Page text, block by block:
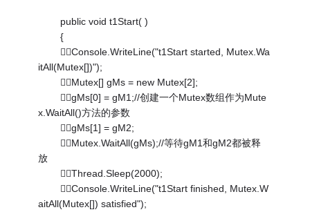
public void t1Start( )
{
Console.WriteLine("t1Start started, Mutex.Wa
itAll(Mutex[])");
Mutex[] gMs = new Mutex[2];
gMs[0] = gM1;//创建一个Mutex数组作为Mute
x.WaitAll()方法的参数
gMs[1] = gM2;
Mutex.WaitAll(gMs);//等待gM1和gM2都被释
放
Thread.Sleep(2000);
Console.WriteLine("t1Start finished, Mutex.W
aitAll(Mutex[]) satisfied");